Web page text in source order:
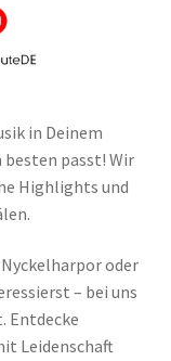
in Deinem
besten passt! Wir
Highlights und
oder
– bei uns
Entdecke
Leidenschaft